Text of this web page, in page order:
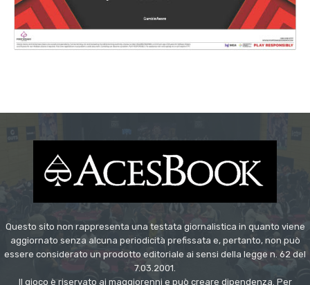
Questo sito non rappresenta una testata giornalistica in quanto viene
aggiornato senza alcuna periodicità prefissata e, pertanto, non può
essere considerato un prodotto editoriale ai sensi della legge n. 62 del
7.03.2001.
Il gioco è riservato ai maggiorenni e può creare dipendenza. Per